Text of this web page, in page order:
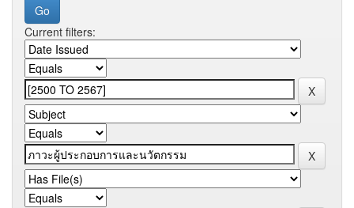
Current filters: